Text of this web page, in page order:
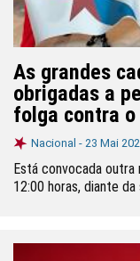
As grandes
obrigadas a
folga contra o
Nacional - 23 Mai
Está convocada outra
12:00 horas, diante da